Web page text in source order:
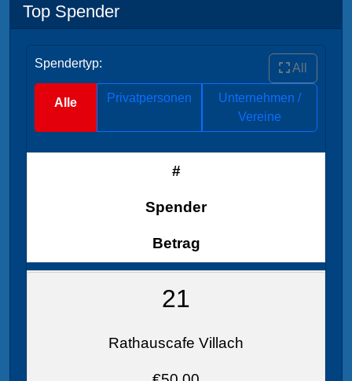
Top Spender
All
Spendertyp:
Alle Privatpersonen
Unternehmen /
Vereine
#
Spender
Betrag
21
Rathauscafe Villach